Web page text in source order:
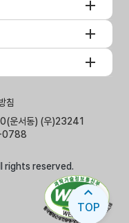
expand_less
TOP
침
운서동) (우)23241
0788
rights reserved.